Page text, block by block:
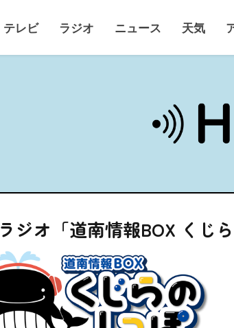
テレビ ラジオ ニュース 天気
ラジオ「道南情報BOX くじ